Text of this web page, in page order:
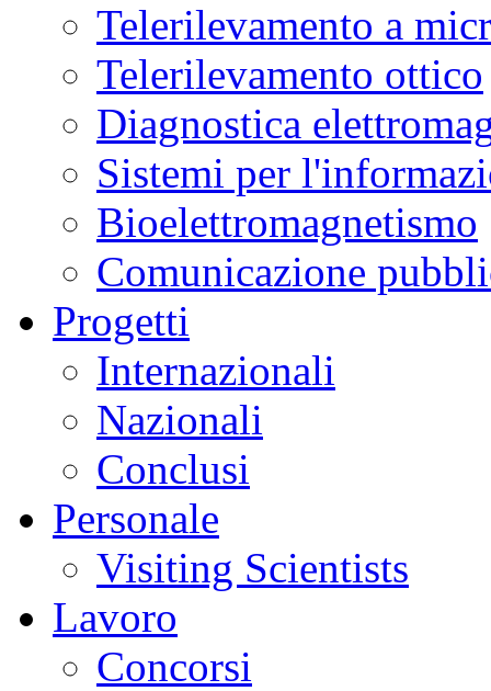
Telerilevamento a
Telerilevamento ottico
Diagnostica
Sistemi per
Bioelettromagnetismo
Comunicazione
Progetti
Internazionali
Nazionali
Conclusi
Personale
Visiting Scientists
Lavoro
Concorsi